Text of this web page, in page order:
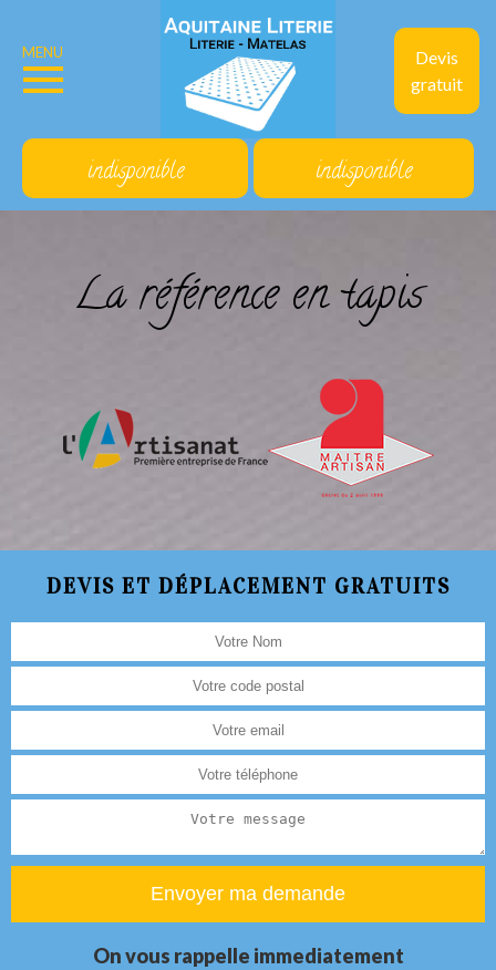
Devis
gratuit
MENU
indisponible indisponible
La référence en tapis
DEVIS ET DÉPLACEMENT GRATUITS
On vous rappelle immediatement